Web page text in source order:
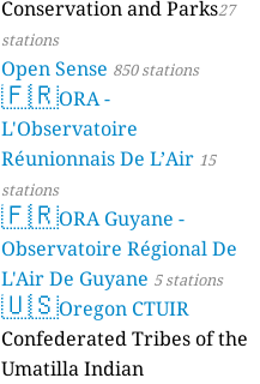
Conservation and Parks27
stations
Open Sense 850 stations
🇫🇷ORA -
L'Observatoire
Réunionnais De L’Air 15
stations
🇫🇷ORA Guyane -
Observatoire Régional De
L'Air De Guyane 5 stations
🇺🇸Oregon CTUIR
Confederated Tribes of the
Umatilla Indian